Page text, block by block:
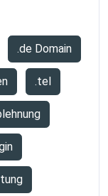
.de Domain
.tel